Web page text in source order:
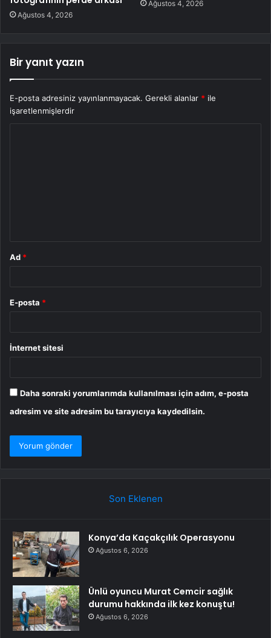
Ağustos 4, 2026
Ağustos 4, 2026
Bir yanıt yazın
E-posta adresiniz yayınlanmayacak. Gerekli alanlar * ile
işaretlenmişlerdir
Ad *
E-posta *
İnternet sitesi
Daha sonraki yorumlarımda kullanılması için adım, e-posta
adresim ve site adresim bu tarayıcıya kaydedilsin.
Son Eklenen
Konya’da Kaçakçılık Operasyonu
Ağustos 6, 2026
Ünlü oyuncu Murat Cemcir sağlık
durumu hakkında ilk kez konuştu!
Ağustos 6, 2026